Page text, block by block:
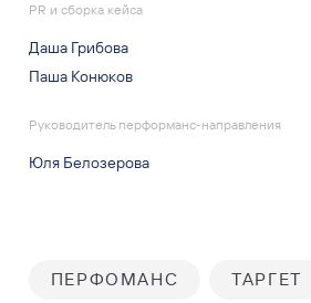
PR и сборка кейса
Даша Грибова
Паша Конюков
Руководитель перформанс-направления
Юля Белозерова
ПЕРФОМАНС ТАРГЕТ